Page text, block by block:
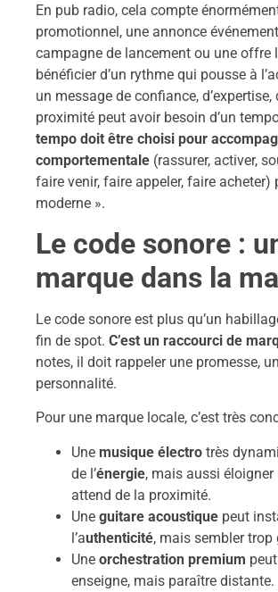
En pub radio, cela compte
promotionnel, une annonce
campagne de lancement ou une offre
bénéficier d’un rythme qui pousse à
un message de confiance,
proximité peut avoir besoin d’un
tempo doit être choisi pour
comportementale (rassurer, activer,
faire venir, faire appeler, faire acheter)
moderne ».
Le code sonore :
marque dans la
Le code sonore est plus qu’un
fin de spot. C’est un raccourci de
notes, il doit rappeler une promesse,
personnalité.
Pour une marque locale, c’est très
Une musique électro très
de l’énergie, mais aussi éloigner
attend de la proximité.
Une guitare acoustique peut
l’authenticité, mais sembler trop
Une orchestration premium peut
enseigne, mais paraître distante.